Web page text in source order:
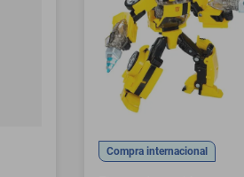
Compra internacional